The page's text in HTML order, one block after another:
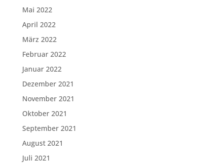
Mai 2022
April 2022
März 2022
Februar 2022
Januar 2022
Dezember 2021
November 2021
Oktober 2021
September 2021
August 2021
Juli 2021